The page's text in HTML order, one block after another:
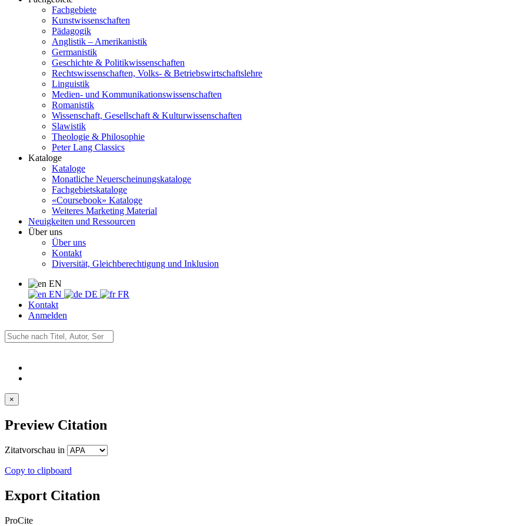
Fachgebiete
Kunstwissenschaften
Pädagogik
Anglistik – Amerikanistik
Germanistik
Geschichte & Politikwissenschaften
Rechtswissenschaften, Volks- & Betriebswirtschaftslehre
Linguistik
Medien- und Kommunikationswissenschaften
Romanistik
Wissenschaft, Gesellschaft & Kulturwissenschaften
Slawistik
Theologie & Philosophie
Peter Lang Classics
Kataloge
Kataloge
Monatliche Neuerscheinungskataloge
Fachgebietskataloge
«Coursebook» Kataloge
Weiteres Marketing Material
Neuigkeiten und Ressourcen
Über uns
Über uns
Kontakt
Diversität, Gleichberechtigung und Inklusion
EN
EN
DE
FR
Kontakt
Anmelden
×
Preview Citation
Zitatvorschau in
Copy to clipboard
Export Citation
ProCite